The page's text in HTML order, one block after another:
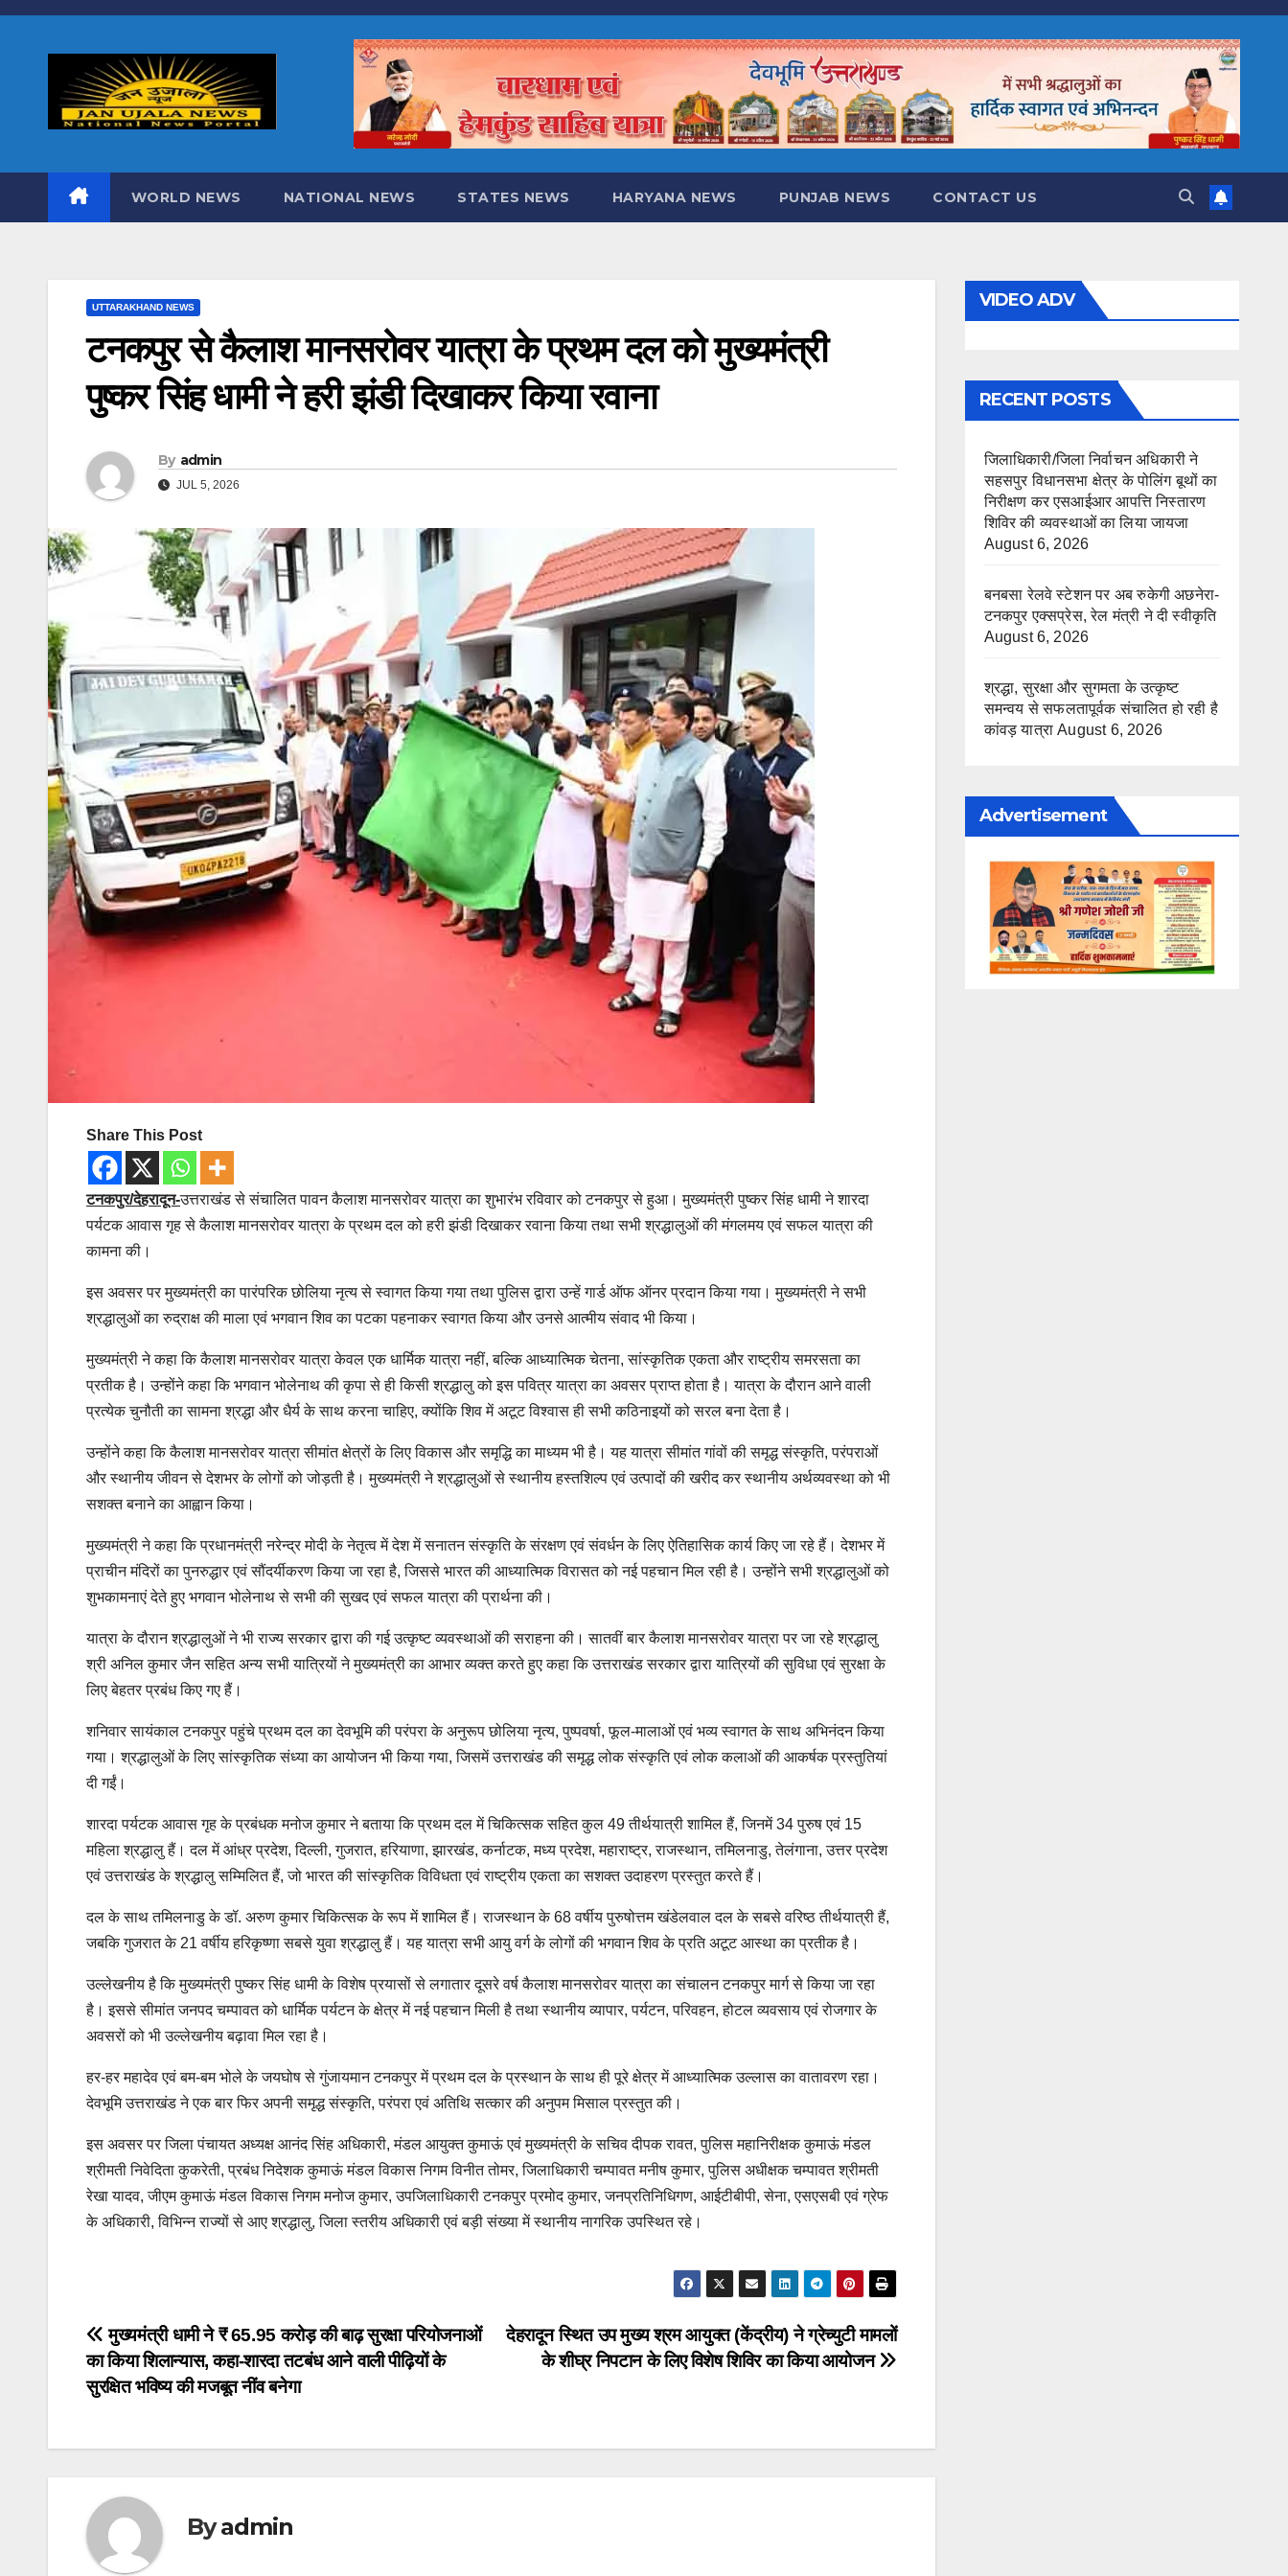
Skip
WORLD NEWS NATIONAL NEWS STATES NEWS HARYANA NEWS PUNJAB NEWS CONTACT US
UTTARAKHAND NEWS
टनकपुर से कैलाश मानसरोवर यात्रा के प्रथम दल को मुख्यमंत्री
पुष्कर सिंह धामी ने हरी झंडी दिखाकर किया रवाना
By admin
JUL 5, 2026
Share This Post
टनकपुर/देहरादून-उत्तराखंड से संचालित पावन कैलाश मानसरोवर यात्रा का शुभारंभ रविवार को टनकपुर से हुआ। मुख्यमंत्री पुष्कर सिंह धामी ने शारदा
पर्यटक आवास गृह से कैलाश मानसरोवर यात्रा के प्रथम दल को हरी झंडी दिखाकर रवाना किया तथा सभी श्रद्धालुओं की मंगलमय एवं सफल यात्रा की
कामना की।
इस अवसर पर मुख्यमंत्री का पारंपरिक छोलिया नृत्य से स्वागत किया गया तथा पुलिस द्वारा उन्हें गार्ड ऑफ ऑनर प्रदान किया गया। मुख्यमंत्री ने सभी
श्रद्धालुओं का रुद्राक्ष की माला एवं भगवान शिव का पटका पहनाकर स्वागत किया और उनसे आत्मीय संवाद भी किया।
मुख्यमंत्री ने कहा कि कैलाश मानसरोवर यात्रा केवल एक धार्मिक यात्रा नहीं, बल्कि आध्यात्मिक चेतना, सांस्कृतिक एकता और राष्ट्रीय समरसता का
प्रतीक है। उन्होंने कहा कि भगवान भोलेनाथ की कृपा से ही किसी श्रद्धालु को इस पवित्र यात्रा का अवसर प्राप्त होता है। यात्रा के दौरान आने वाली
प्रत्येक चुनौती का सामना श्रद्धा और धैर्य के साथ करना चाहिए, क्योंकि शिव में अटूट विश्वास ही सभी कठिनाइयों को सरल बना देता है।
उन्होंने कहा कि कैलाश मानसरोवर यात्रा सीमांत क्षेत्रों के लिए विकास और समृद्धि का माध्यम भी है। यह यात्रा सीमांत गांवों की समृद्ध संस्कृति, परंपराओं
और स्थानीय जीवन से देशभर के लोगों को जोड़ती है। मुख्यमंत्री ने श्रद्धालुओं से स्थानीय हस्तशिल्प एवं उत्पादों की खरीद कर स्थानीय अर्थव्यवस्था को भी
सशक्त बनाने का आह्वान किया।
मुख्यमंत्री ने कहा कि प्रधानमंत्री नरेन्द्र मोदी के नेतृत्व में देश में सनातन संस्कृति के संरक्षण एवं संवर्धन के लिए ऐतिहासिक कार्य किए जा रहे हैं। देशभर में
प्राचीन मंदिरों का पुनरुद्धार एवं सौंदर्यीकरण किया जा रहा है, जिससे भारत की आध्यात्मिक विरासत को नई पहचान मिल रही है। उन्होंने सभी श्रद्धालुओं को
शुभकामनाएं देते हुए भगवान भोलेनाथ से सभी की सुखद एवं सफल यात्रा की प्रार्थना की।
यात्रा के दौरान श्रद्धालुओं ने भी राज्य सरकार द्वारा की गई उत्कृष्ट व्यवस्थाओं की सराहना की। सातवीं बार कैलाश मानसरोवर यात्रा पर जा रहे श्रद्धालु
श्री अनिल कुमार जैन सहित अन्य सभी यात्रियों ने मुख्यमंत्री का आभार व्यक्त करते हुए कहा कि उत्तराखंड सरकार द्वारा यात्रियों की सुविधा एवं सुरक्षा के
लिए बेहतर प्रबंध किए गए हैं।
शनिवार सायंकाल टनकपुर पहुंचे प्रथम दल का देवभूमि की परंपरा के अनुरूप छोलिया नृत्य, पुष्पवर्षा, फूल-मालाओं एवं भव्य स्वागत के साथ अभिनंदन किया
गया। श्रद्धालुओं के लिए सांस्कृतिक संध्या का आयोजन भी किया गया, जिसमें उत्तराखंड की समृद्ध लोक संस्कृति एवं लोक कलाओं की आकर्षक प्रस्तुतियां
दी गईं।
शारदा पर्यटक आवास गृह के प्रबंधक मनोज कुमार ने बताया कि प्रथम दल में चिकित्सक सहित कुल 49 तीर्थयात्री शामिल हैं, जिनमें 34 पुरुष एवं 15
महिला श्रद्धालु हैं। दल में आंध्र प्रदेश, दिल्ली, गुजरात, हरियाणा, झारखंड, कर्नाटक, मध्य प्रदेश, महाराष्ट्र, राजस्थान, तमिलनाडु, तेलंगाना, उत्तर प्रदेश
एवं उत्तराखंड के श्रद्धालु सम्मिलित हैं, जो भारत की सांस्कृतिक विविधता एवं राष्ट्रीय एकता का सशक्त उदाहरण प्रस्तुत करते हैं।
दल के साथ तमिलनाडु के डॉ. अरुण कुमार चिकित्सक के रूप में शामिल हैं। राजस्थान के 68 वर्षीय पुरुषोत्तम खंडेलवाल दल के सबसे वरिष्ठ तीर्थयात्री हैं,
जबकि गुजरात के 21 वर्षीय हरिकृष्णा सबसे युवा श्रद्धालु हैं। यह यात्रा सभी आयु वर्ग के लोगों की भगवान शिव के प्रति अटूट आस्था का प्रतीक है।
उल्लेखनीय है कि मुख्यमंत्री पुष्कर सिंह धामी के विशेष प्रयासों से लगातार दूसरे वर्ष कैलाश मानसरोवर यात्रा का संचालन टनकपुर मार्ग से किया जा रहा
है। इससे सीमांत जनपद चम्पावत को धार्मिक पर्यटन के क्षेत्र में नई पहचान मिली है तथा स्थानीय व्यापार, पर्यटन, परिवहन, होटल व्यवसाय एवं रोजगार के
अवसरों को भी उल्लेखनीय बढ़ावा मिल रहा है।
हर-हर महादेव एवं बम-बम भोले के जयघोष से गुंजायमान टनकपुर में प्रथम दल के प्रस्थान के साथ ही पूरे क्षेत्र में आध्यात्मिक उल्लास का वातावरण रहा।
देवभूमि उत्तराखंड ने एक बार फिर अपनी समृद्ध संस्कृति, परंपरा एवं अतिथि सत्कार की अनुपम मिसाल प्रस्तुत की।
इस अवसर पर जिला पंचायत अध्यक्ष आनंद सिंह अधिकारी, मंडल आयुक्त कुमाऊं एवं मुख्यमंत्री के सचिव दीपक रावत, पुलिस महानिरीक्षक कुमाऊं मंडल
श्रीमती निवेदिता कुकरेती, प्रबंध निदेशक कुमाऊं मंडल विकास निगम विनीत तोमर, जिलाधिकारी चम्पावत मनीष कुमार, पुलिस अधीक्षक चम्पावत श्रीमती
रेखा यादव, जीएम कुमाऊं मंडल विकास निगम मनोज कुमार, उपजिलाधिकारी टनकपुर प्रमोद कुमार, जनप्रतिनिधिगण, आईटीबीपी, सेना, एसएसबी एवं ग्रेफ
के अधिकारी, विभिन्न राज्यों से आए श्रद्धालु, जिला स्तरीय अधिकारी एवं बड़ी संख्या में स्थानीय नागरिक उपस्थित रहे।
navigation
Post
navigation
देहरादून स्थित उप मुख्य श्रम आयुक्त (केंद्रीय) ने ग्रेच्युटी मामलों
के शीघ्र निपटान के लिए विशेष शिविर का किया आयोजन
मुख्यमंत्री धामी ने ₹ 65.95 करोड़ की बाढ़ सुरक्षा परियोजनाओं
का किया शिलान्यास, कहा-शारदा तटबंध आने वाली पीढ़ियों के
सुरक्षित भविष्य की मजबूत नींव बनेगा
Byadmin
VIDEO ADV
RECENT POSTS
जिलाधिकारी/जिला निर्वाचन अधिकारी ने
सहसपुर विधानसभा क्षेत्र के पोलिंग बूथों का
निरीक्षण कर एसआईआर आपत्ति निस्तारण
शिविर की व्यवस्थाओं का लिया जायजा
August 6, 2026
बनबसा रेलवे स्टेशन पर अब रुकेगी अछनेरा-
टनकपुर एक्सप्रेस, रेल मंत्री ने दी स्वीकृति
August 6, 2026
श्रद्धा, सुरक्षा और सुगमता के उत्कृष्ट
समन्वय से सफलतापूर्वक संचालित हो रही है
कांवड़ यात्रा August 6, 2026
Advertisement